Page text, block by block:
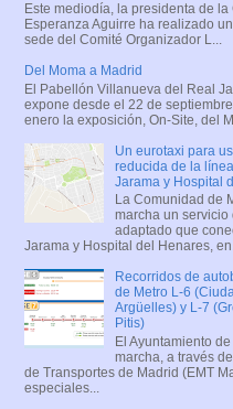
Este mediodía, la presidenta de
Esperanza Aguirre ha realizado
sede del Comité Organizador L...
Del Moma a Madrid
El Pabellón Villanueva del Real
expone desde el 22 de
enero la exposición, On-Site, del
Un eurotaxi para
reducida de la
Jarama y Hospital
La Comunidad de
marcha un servicio
adaptado que
Jarama y Hospital del Henares,
Recorridos de
de Metro L-6
Argüelles) y L-7
Pitis)
El Ayuntamiento
marcha, a través
de Transportes de Madrid (EMT
especiales...